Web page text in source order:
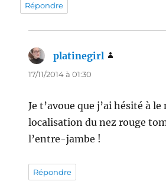
Répondre
platinegirl
17/11/2014 à 01:30
Je t’avoue que j’ai hésité à
localisation du nez rouge
l’entre-jambe !
Répondre